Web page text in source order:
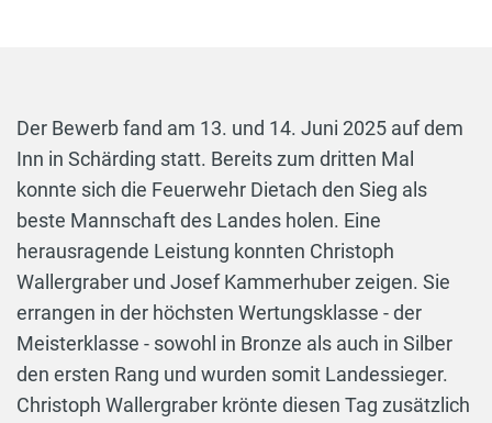
Der Bewerb fand am 13. und 14. Juni 2025 auf dem
Inn in Schärding statt. Bereits zum dritten Mal
konnte sich die Feuerwehr Dietach den Sieg als
beste Mannschaft des Landes holen. Eine
herausragende Leistung konnten Christoph
Wallergraber und Josef Kammerhuber zeigen. Sie
errangen in der höchsten Wertungsklasse - der
Meisterklasse - sowohl in Bronze als auch in Silber
den ersten Rang und wurden somit Landessieger.
Christoph Wallergraber krönte diesen Tag zusätzlich